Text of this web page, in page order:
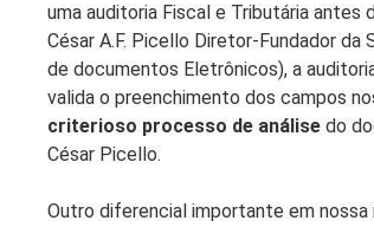
uma auditoria Fiscal e Tributária antes
César A.F. Picello Diretor-Fundador da
de documentos Eletrônicos), a
valida o preenchimento dos campos
criterioso processo de análise do
César Picello.
Outro diferencial importante em